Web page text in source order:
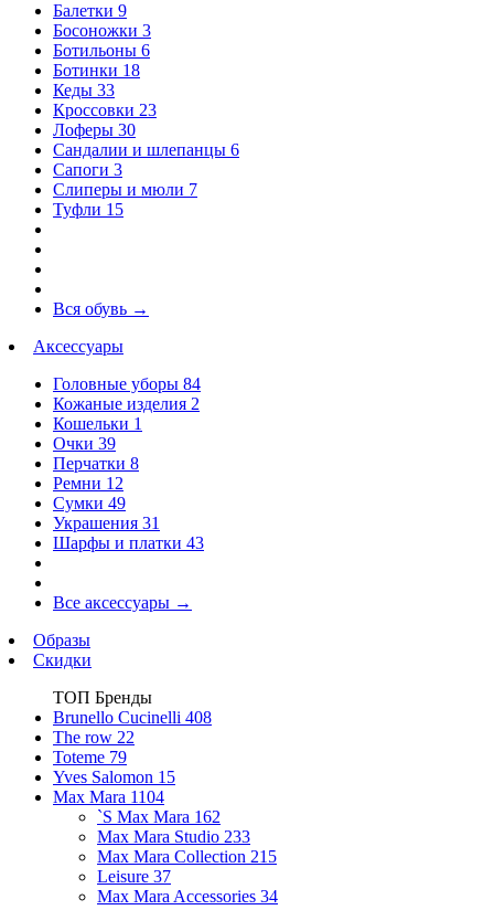
Балетки 9
Босоножки 3
Ботильоны 6
Ботинки 18
Кеды 33
Кроссовки 23
Лоферы 30
Сандалии и шлепанцы 6
Сапоги 3
Слиперы и мюли 7
Туфли 15
Вся обувь →
Аксессуары
Головные уборы 84
Кожаные изделия 2
Кошельки 1
Очки 39
Перчатки 8
Ремни 12
Сумки 49
Украшения 31
Шарфы и платки 43
Все аксессуары →
Образы
Скидки
ТОП Бренды
Brunello Cucinelli 408
The row 22
Toteme 79
Yves Salomon 15
Max Mara 1104
`S Max Mara 162
Max Mara Studio 233
Max Mara Collection 215
Leisure 37
Max Mara Accessories 34